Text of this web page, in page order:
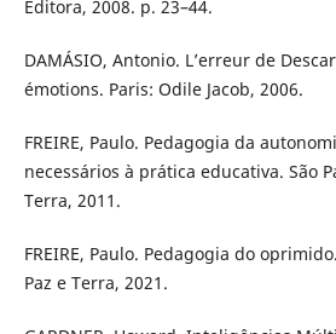
Editora, 2008. p. 23–44.
DAMÁSIO, Antonio. L’erreur de
émotions. Paris: Odile Jacob, 2006.
FREIRE, Paulo. Pedagogia da
necessários à prática educativa. São
Terra, 2011.
FREIRE, Paulo. Pedagogia do
Paz e Terra, 2021.